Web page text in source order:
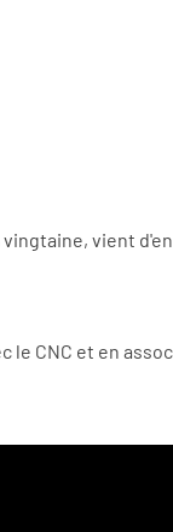
vient
CNC et en